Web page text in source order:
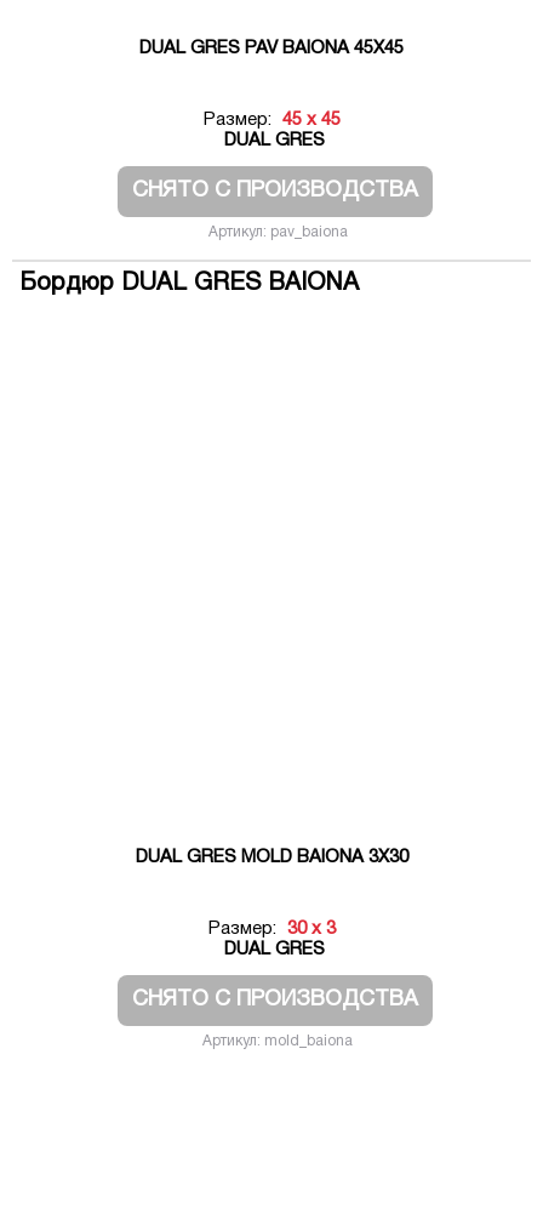
DUAL GRES PAV BAIONA 45X45
Размер:
45 x 45
DUAL GRES
СНЯТО С ПРОИЗВОДСТВА
Артикул: pav_baiona
Бордюр DUAL GRES BAIONA
DUAL GRES MOLD BAIONA 3X30
Размер:
30 x 3
DUAL GRES
СНЯТО С ПРОИЗВОДСТВА
Артикул: mold_baiona